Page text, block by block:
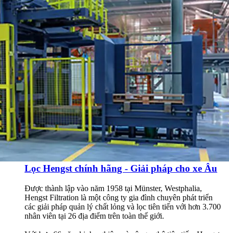
Được thành lập vào năm 1958 tại Münster, Westphalia,
Hengst Filtration là một công ty gia đình chuyên phát triển
các giải pháp quản lý chất lỏng và lọc tiên tiến với hơn 3.700
nhân viên tại 26 địa điểm trên toàn thế giới.
Với hơn 66 năm kinh nghiệm và công nghệ tiên tiến, Hengst
không chỉ cung cấp các giải pháp lọc tối ưu mà còn mang đến
sự tin cậy tuyệt đối cho người tiêu dùng.
Tại sao nên chọn Lọc Hengst?
25/11/2024
CẢM NHẬN SỰ KHÁC BIỆT VỚI DẦU
THẮNG BREMBO
Dầu thắng Brembo nhập khẩu từ Ý, với chất lượng vượt trội,
giúp tăng cường hiệu suất phanh, mang đến cảm giác lái ổn
định và chính xác. Với khả năng chống quá nhiệt và giảm
bạn một cách hiệu quả nhất.
02/04/2024
FUCHS KHAI TRƯƠNG NHÀ MÁY PHA